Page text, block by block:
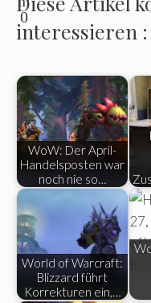
0
interessieren :
WoW: Der April-
Handelsposten war
noch nie so…
World of Warcraft:
Blizzard führt
Korrekturen ein,…